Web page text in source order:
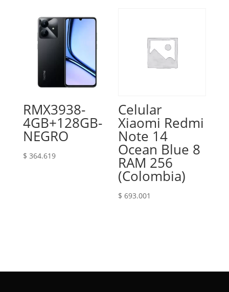
RMX3938-
4GB+128GB-
NEGRO
$ 364.619
Celular
Xiaomi Redmi
Note 14
Ocean Blue 8
RAM 256
(Colombia)
$ 693.001